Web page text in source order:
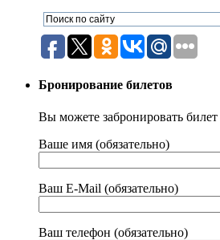
Бронирование билетов
Вы можете забронировать
Ваше имя (обязательно)
Ваш E-Mail (обязательно)
Ваш телефон (обязательно)